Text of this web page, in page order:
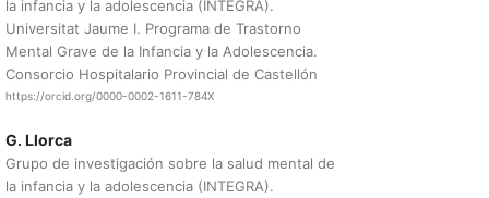
la infancia y la adolescencia (INTEGRA).
Universitat Jaume I. Programa de Trastorno
Mental Grave de la Infancia y la Adolescencia.
Consorcio Hospitalario Provincial de Castellón
https://orcid.org/0000-0002-1611-784X
G. Llorca
Grupo de investigación sobre la salud mental de
la infancia y la adolescencia (INTEGRA).